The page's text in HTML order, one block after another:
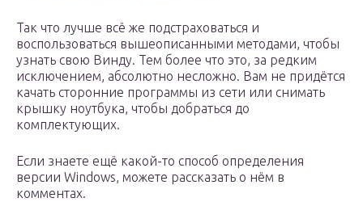
Так что лучше всё же подстраховаться и
воспользоваться вышеописанными методами, чтобы
узнать свою Винду. Тем более что это, за редким
исключением, абсолютно несложно. Вам не придётся
качать сторонние программы из сети или снимать
крышку ноутбука, чтобы добраться до
комплектующих.
Если знаете ещё какой-то способ определения
версии Windows, можете рассказать о нём в
комментах.